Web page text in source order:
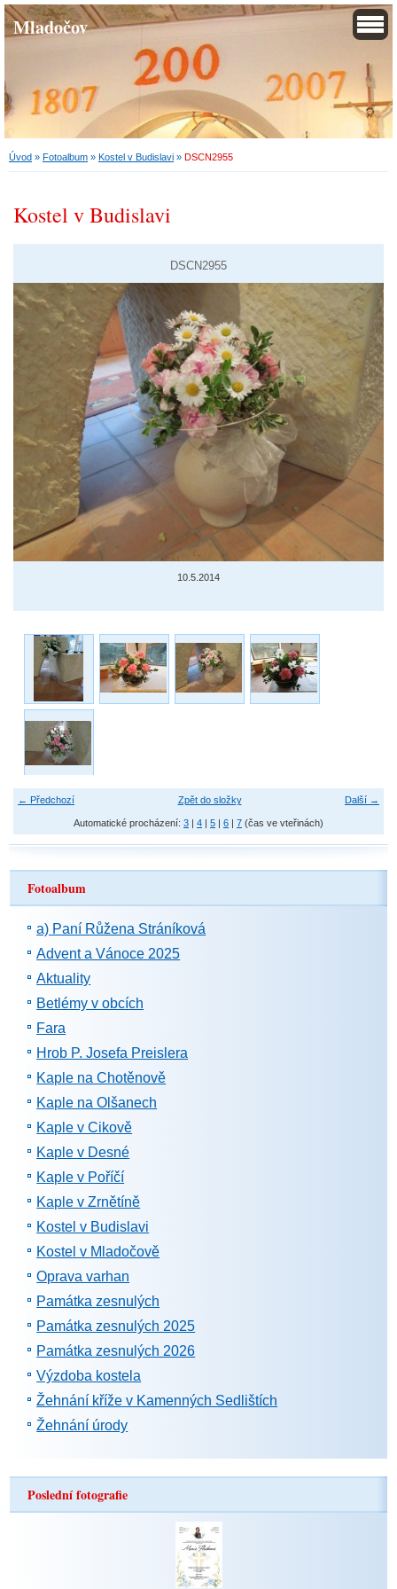
Mladočov
Úvod » Fotoalbum » Kostel v Budislavi » DSCN2955
Kostel v Budislavi
DSCN2955
10.5.2014
← Předchozí Další →
Zpět do složky
Automatické procházení: 3 | 4 | 5 | 6 | 7 (čas ve vteřinách)
Fotoalbum
a) Paní Růžena Stráníková
Advent a Vánoce 2025
Aktuality
Betlémy v obcích
Fara
Hrob P. Josefa Preislera
Kaple na Chotěnově
Kaple na Olšanech
Kaple v Cikově
Kaple v Desné
Kaple v Poříčí
Kaple v Zrnětíně
Kostel v Budislavi
Kostel v Mladočově
Oprava varhan
Památka zesnulých
Památka zesnulých 2025
Památka zesnulých 2026
Výzdoba kostela
Žehnání kříže v Kamenných Sedlištích
Žehnání úrody
Poslední fotografie